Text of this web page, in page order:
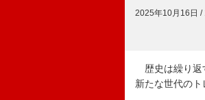
2025年10月16日 /
歴史は繰り返
新たな世代のト